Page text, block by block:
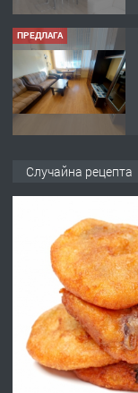
ПРЕДЛАГА
ПРЕДЛАГА
Случайна рецепта